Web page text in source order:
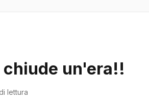
chiude un'era!!
lettura